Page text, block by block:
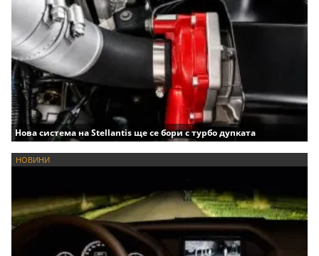
Нова система на Stellantis ще се бори с турбо дупката
НОВИНИ